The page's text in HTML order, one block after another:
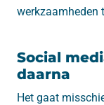
werkzaamheden
Social
daarna
Het gaat